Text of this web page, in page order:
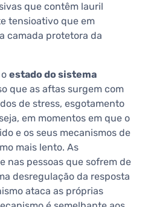
que contêm lauril
tensioativo que em
camada protetora da
estado do sistema
que as aftas surgem com
de stress, esgotamento
em momentos em que o
e os seus mecanismos de
mais lento. As
nas pessoas que sofrem de
desregulação da resposta
ataca as próprias